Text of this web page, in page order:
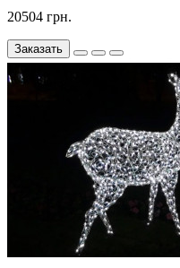
20504 грн.
Заказать